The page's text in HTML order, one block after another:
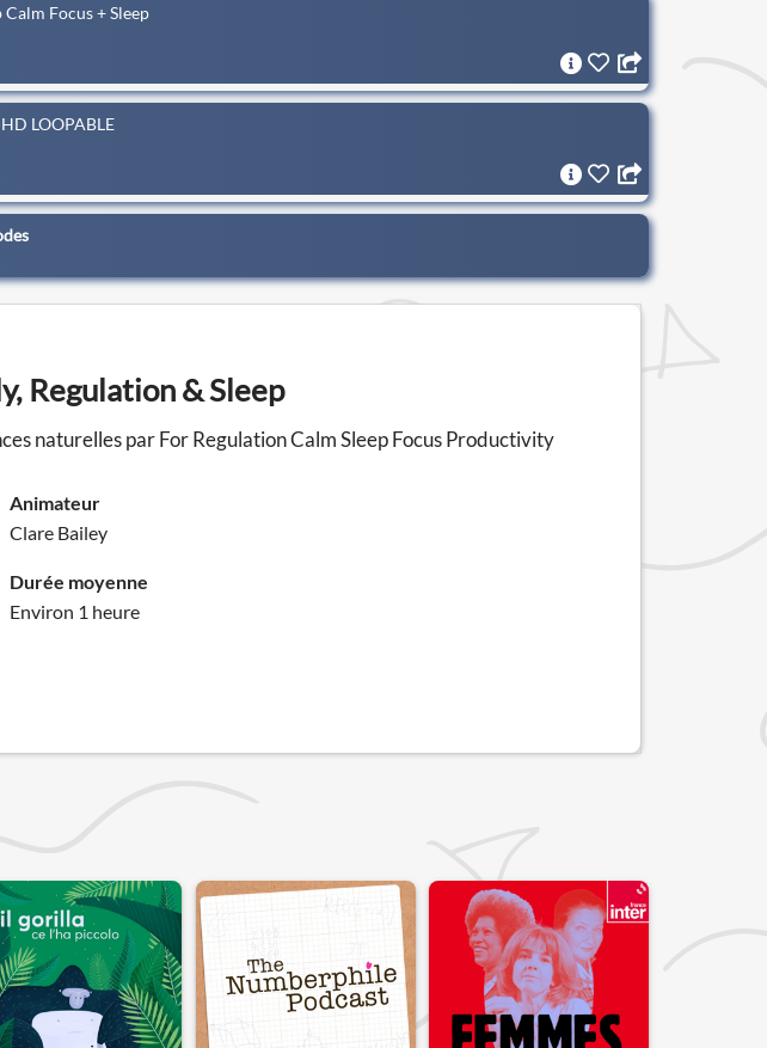
Focus + Sleep
LOOPABLE
Regulation & Sleep
naturelles par For Regulation Calm Sleep Focus Productivity
Animateur
Clare Bailey
Durée moyenne
Environ 1 heure